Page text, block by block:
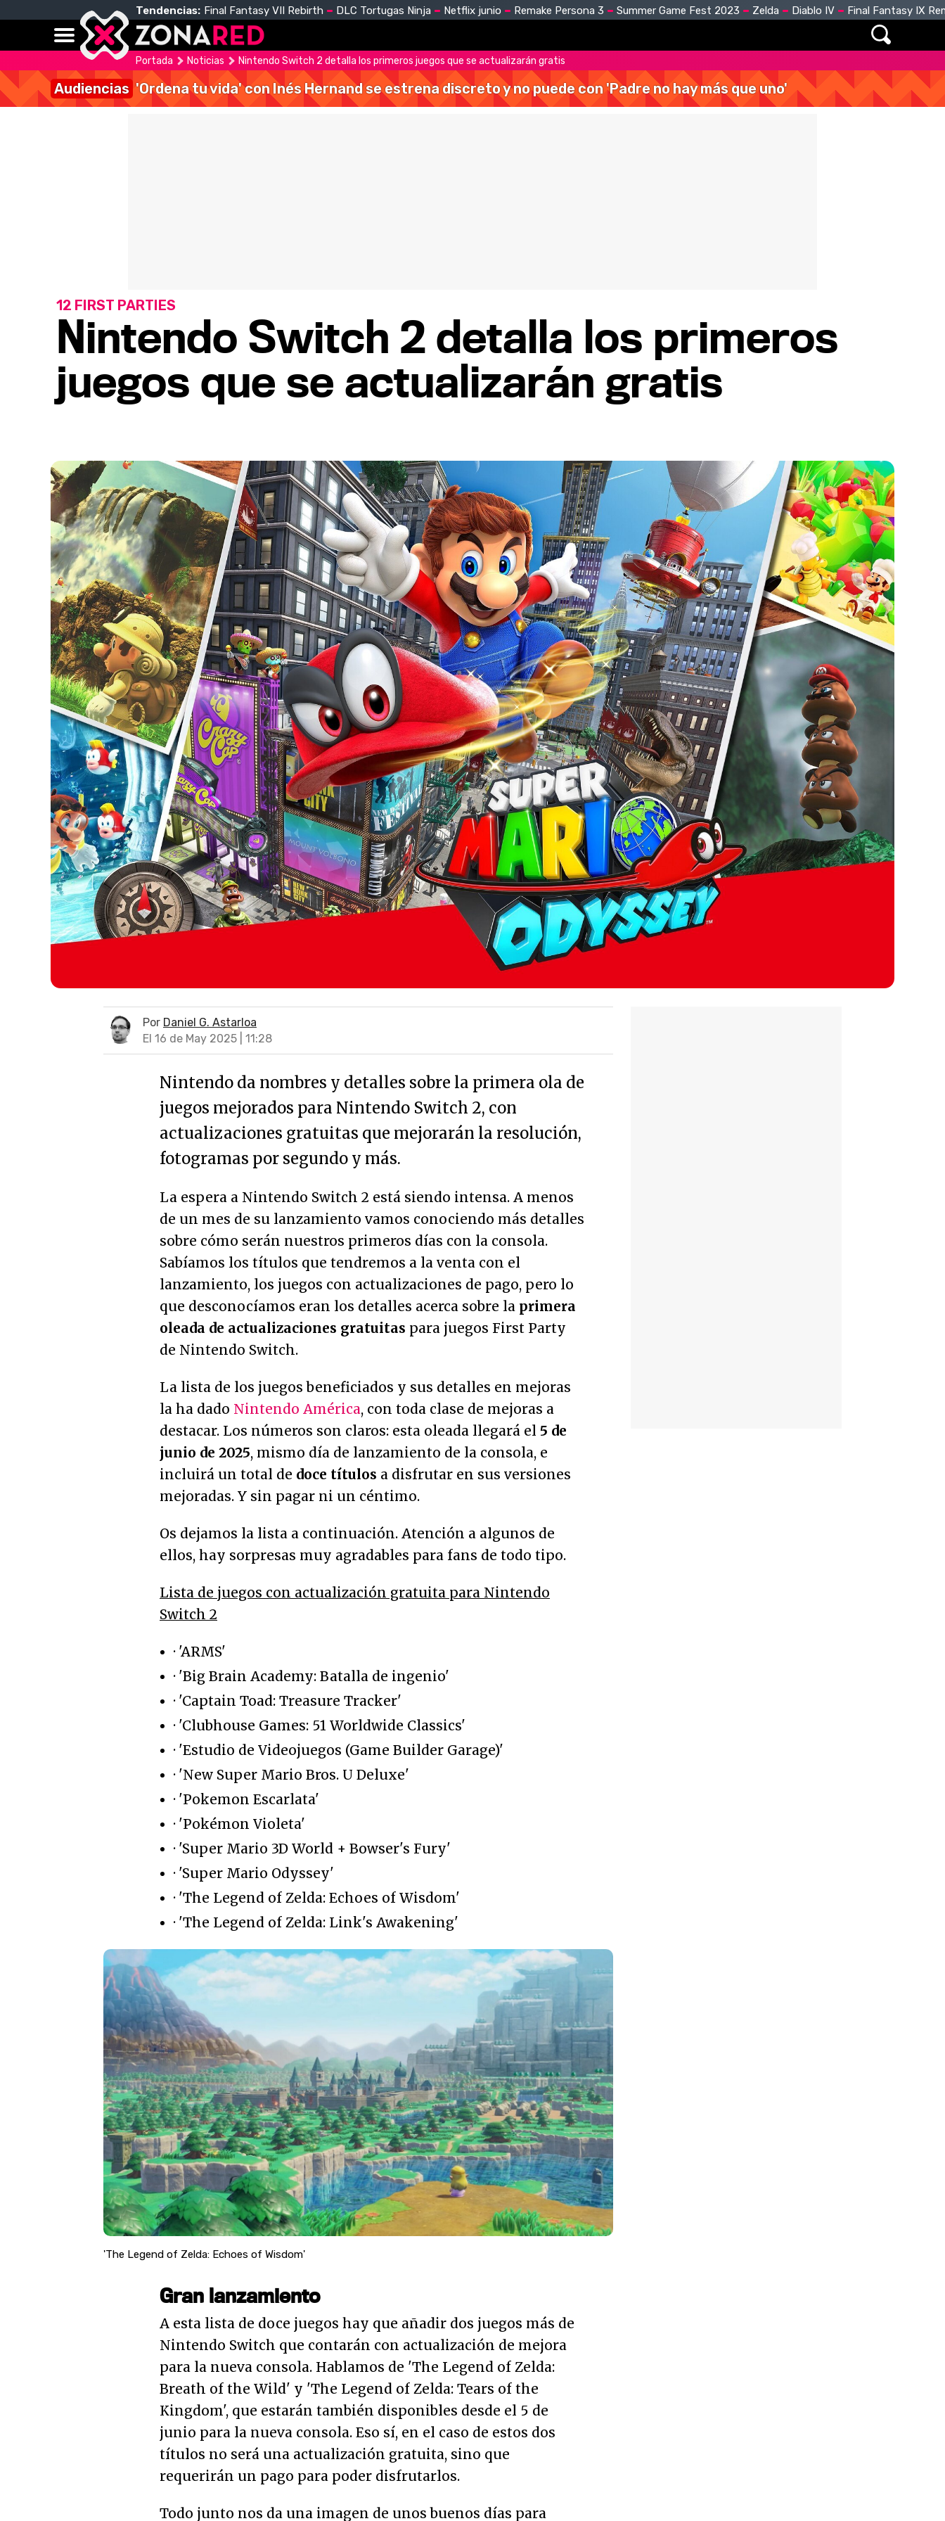
Tendencias: Final Fantasy VII Rebirth DLC Tortugas Ninja Netflix junio Remake Persona 3 Summer Game Fest 2023 Zelda Diablo IV Final Fantasy IX
Portada Noticias Nintendo Switch 2 detalla los primeros juegos que se actualizarán gratis
Audiencias 'Ordena tu vida' con Inés Hernand se estrena discreto y no puede con 'Padre no hay más que uno'
Nintendo Switch 2 detalla los primeros
juegos que se actualizarán gratis
12 FIRST PARTIES
Por Daniel G. Astarloa
El 16 de May 2025 | 11:28
Nintendo da nombres y detalles sobre la primera ola de
juegos mejorados para Nintendo Switch 2, con
actualizaciones gratuitas que mejorarán la resolución,
fotogramas por segundo y más.
La espera a Nintendo Switch 2 está siendo intensa. A menos
de un mes de su lanzamiento vamos conociendo más detalles
sobre cómo serán nuestros primeros días con la consola.
Sabíamos los títulos que tendremos a la venta con el
lanzamiento, los juegos con actualizaciones de pago, pero lo
que desconocíamos eran los detalles acerca sobre la primera
oleada de actualizaciones gratuitas para juegos First Party
de Nintendo Switch.
La lista de los juegos beneficiados y sus detalles en mejoras
la ha dado Nintendo América, con toda clase de mejoras a
destacar. Los números son claros: esta oleada llegará el 5 de
junio de 2025, mismo día de lanzamiento de la consola, e
incluirá un total de doce títulos a disfrutar en sus versiones
mejoradas. Y sin pagar ni un céntimo.
Os dejamos la lista a continuación. Atención a algunos de
ellos, hay sorpresas muy agradables para fans de todo tipo.
Lista de juegos con actualización gratuita para Nintendo
Switch 2
· 'ARMS'
· 'Big Brain Academy: Batalla de ingenio'
· 'Captain Toad: Treasure Tracker'
· 'Clubhouse Games: 51 Worldwide Classics'
· 'Estudio de Videojuegos (Game Builder Garage)'
· 'New Super Mario Bros. U Deluxe'
· 'Pokemon Escarlata'
· 'Pokémon Violeta'
· 'Super Mario 3D World + Bowser's Fury'
· 'Super Mario Odyssey'
· 'The Legend of Zelda: Echoes of Wisdom'
· 'The Legend of Zelda: Link's Awakening'
'The Legend of Zelda: Echoes of Wisdom'
Gran lanzamiento
A esta lista de doce juegos hay que añadir dos juegos más de
Nintendo Switch que contarán con actualización de mejora
para la nueva consola. Hablamos de 'The Legend of Zelda:
Breath of the Wild' y 'The Legend of Zelda: Tears of the
Kingdom', que estarán también disponibles desde el 5 de
junio para la nueva consola. Eso sí, en el caso de estos dos
títulos no será una actualización gratuita, sino que
requerirán un pago para poder disfrutarlos.
Todo junto nos da una imagen de unos buenos días para